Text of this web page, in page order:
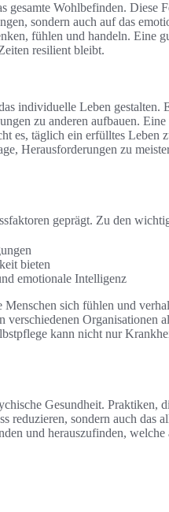
Wohlbefinden. Diese
sondern auch auf das
fühlen und handeln. Eine
resilient bleibt.
individuelle Leben gestalten.
zu anderen aufbauen.
es, täglich ein erfülltes Leben
Herausforderungen zu
geprägt. Zu den
bieten
emotionale Intelligenz
sich fühlen und
Organisationen
kann nicht nur
Gesundheit. Praktiken,
reduzieren, sondern auch das
und herauszufinden, welche